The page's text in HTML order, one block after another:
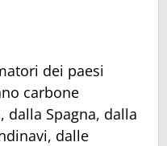
dei paesi
carbone
dalla Spagna, dalla
dalle